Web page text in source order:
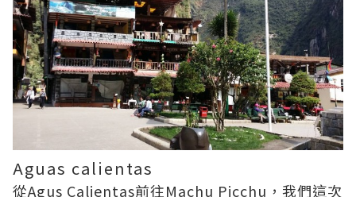
Aguas calientas
從Agus Calientas前往Machu Picchu，我們這次